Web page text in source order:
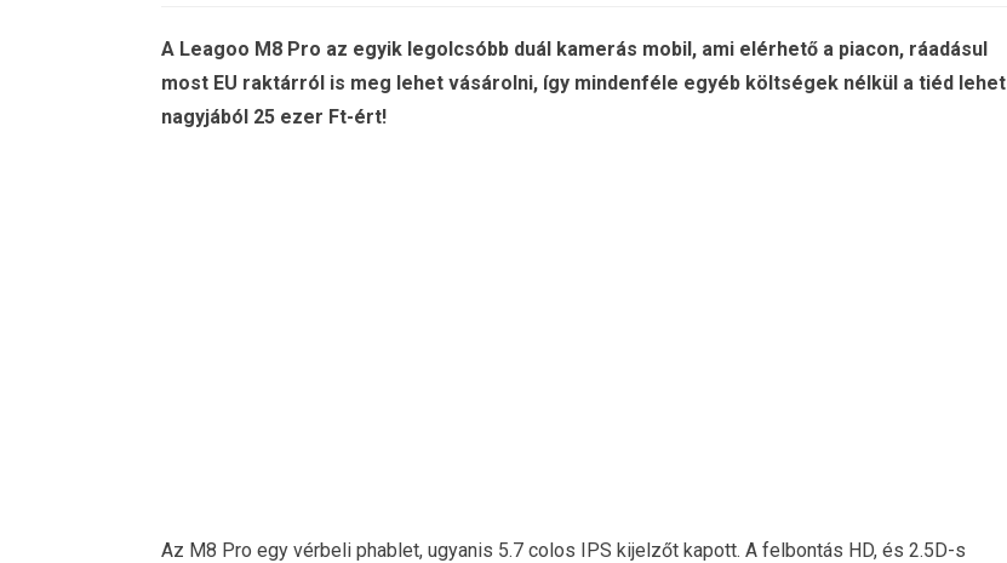
A Leagoo M8 Pro az egyik legolcsóbb duál kamerás mobil, ami elérhető a piacon, ráadásul
most EU raktárról is meg lehet vásárolni, így mindenféle egyéb költségek nélkül a tiéd lehet
nagyjából 25 ezer Ft-ért!
Az M8 Pro egy vérbeli phablet, ugyanis 5.7 colos IPS kijelzőt kapott. A felbontás HD, és 2.5D-s